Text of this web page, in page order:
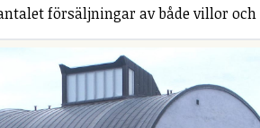
försäljningar av både villor